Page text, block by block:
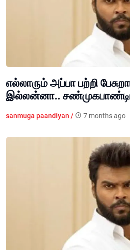
எல்லாரும் அப்பா பற்றி
இல்லன்னா..
sanmuga paandiyan / 7 months ago